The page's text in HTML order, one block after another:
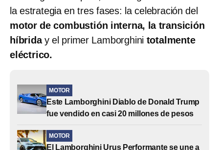
la estrategia en tres fases: la celebración del
motor de combustión interna, la transición
híbriday el primer Lamborghini totalmente
eléctrico.
MOTOR
Este Lamborghini Diablo de Donald Trump
fue vendido en casi 20 millones de pesos
MOTOR
El Lamborghini Urus Performante se une a